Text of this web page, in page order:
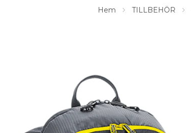
Hem TILLBEHÖR